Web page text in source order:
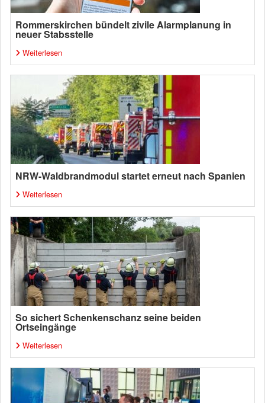
Rommerskirchen bündelt zivile Alarmplanung in
neuer Stabsstelle
Weiterlesen
NRW-Waldbrandmodul startet erneut nach Spanien
Weiterlesen
So sichert Schenkenschanz seine beiden
Ortseingänge
Weiterlesen